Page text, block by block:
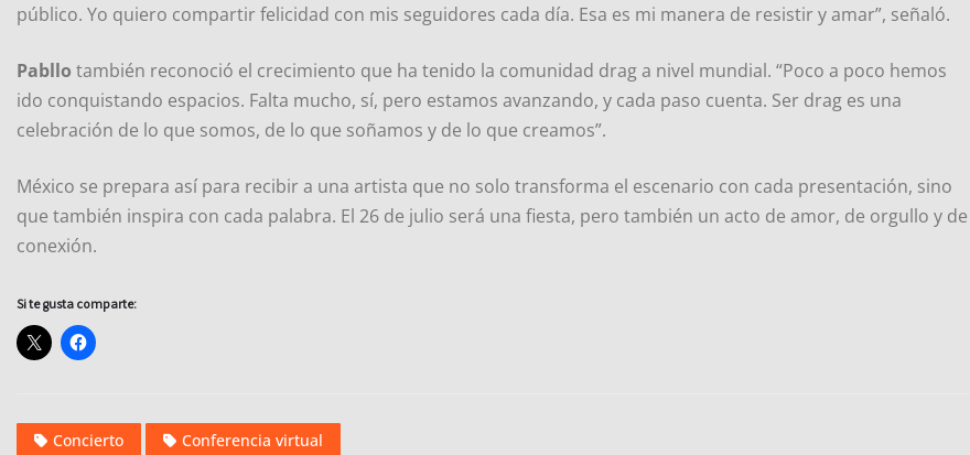
público. Yo quiero compartir felicidad con mis seguidores cada día. Esa es mi manera de resistir y amar”, señaló.
Pabllo también reconoció el crecimiento que ha tenido la comunidad drag a nivel mundial. “Poco a poco hemos
ido conquistando espacios. Falta mucho, sí, pero estamos avanzando, y cada paso cuenta. Ser drag es una
celebración de lo que somos, de lo que soñamos y de lo que creamos”.
México se prepara así para recibir a una artista que no solo transforma el escenario con cada presentación, sino
que también inspira con cada palabra. El 26 de julio será una fiesta, pero también un acto de amor, de orgullo y de
conexión.
Si te gusta comparte:
Concierto Conferencia virtual